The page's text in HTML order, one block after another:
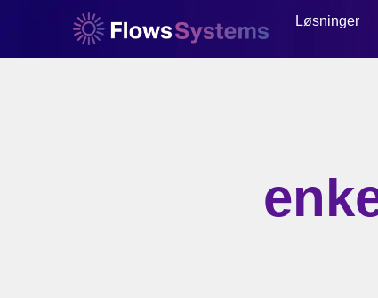
Løsninger